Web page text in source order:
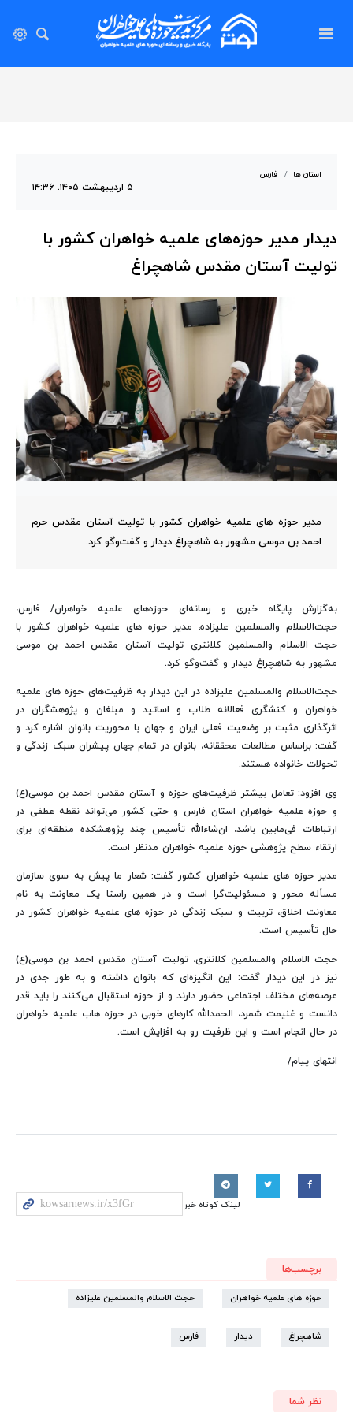
استان ها فارس
۵ اردیبهشت ۱۴۰۵، ۱۴:۳۶
دیدار مدیر حوزه‌های علمیه خواهران کشور با
تولیت آستان مقدس شاهچراغ
مدیر حوزه های علمیه خواهران کشور با تولیت آستان مقدس حرم
احمد بن موسی مشهور به شاهچراغ دیدار و گفت‌وگو کرد.
به‌گزارش پایگاه خبری و رسانه‌ای حوزه‌های علمیه خواهران/ فارس،
حجت‌الاسلام والمسلمین علیزاده، مدیر حوزه های علمیه خواهران کشور با
حجت الاسلام والمسلمین کلانتری تولیت آستان مقدس احمد بن موسی
مشهور به شاهچراغ دیدار و گفت‌وگو کرد.
حجت‌الاسلام والمسلمین علیزاده در این دیدار به ظرفیت‌های حوزه های علمیه
خواهران و کنشگری فعالانه طلاب و اساتید و مبلغان و پژوهشگران در
اثرگذاری مثبت بر وضعیت فعلی ایران و جهان با محوریت بانوان اشاره کرد و
گفت: براساس مطالعات محققانه، بانوان در تمام جهان پیشران سبک زندگی و
تحولات خانواده هستند.
وی افزود: تعامل بیشتر ظرفیت‌های حوزه و آستان مقدس احمد بن موسی(ع)
و حوزه علمیه خواهران استان فارس و حتی کشور می‌‍‌تواند نقطه عطفی در
ارتباطات فی‌مابین باشد، ان‌شاءالله تأسیس چند پژوهشکده منطقه‌ای برای
ارتقاء سطح پژوهشی حوزه علمیه خواهران مدنظر است.
مدیر حوزه های علمیه خواهران کشور گفت: شعار ما پیش به سوی سازمان
مسأله محور و مسئولیت‌گرا است و در همین راستا یک معاونت به نام
معاونت اخلاق، تربیت و سبک زندگی در حوزه های علمیه خواهران کشور در
حال تأسیس است.
حجت الاسلام والمسلمین کلانتری، تولیت آستان مقدس احمد بن موسی(ع)
نیز در این دیدار گفت: این انگیزه‌ای که بانوان داشته و به طور جدی در
عرصه‌های مختلف اجتماعی حضور دارند و از حوزه استقبال می‌کنند را باید قدر
دانست و غنیمت شمرد، الحمدالله کارهای خوبی در حوزه هاب علمیه خواهران
در حال انجام است و این ظرفیت رو به افزایش است.
انتهای پیام/
لینک کوتاه خبر
برچسب‌ها
حوزه های علمیه خواهران حجت الاسلام والمسلمین علیزاده
شاهچراغ دیدار فارس
نظر شما